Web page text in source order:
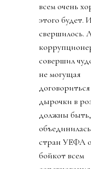
всем очень
этого будет.
свершилось.
совершил
не могущая
дырочки в
должны быть,
стран УЕФА
бойкот всем